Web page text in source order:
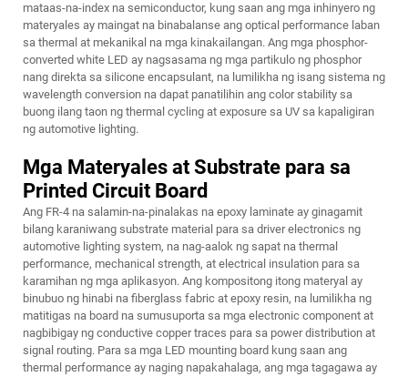
mataas-na-index na semiconductor, kung saan ang mga inhinyero ng
materyales ay maingat na binabalanse ang optical performance laban
sa thermal at mekanikal na mga kinakailangan. Ang mga phosphor-
converted white LED ay nagsasama ng mga partikulo ng phosphor
nang direkta sa silicone encapsulant, na lumilikha ng isang sistema ng
wavelength conversion na dapat panatilihin ang color stability sa
buong ilang taon ng thermal cycling at exposure sa UV sa kapaligiran
ng automotive lighting.
Mga Materyales at Substrate para sa
Printed Circuit Board
Ang FR-4 na salamin-na-pinalakas na epoxy laminate ay ginagamit
bilang karaniwang substrate material para sa driver electronics ng
automotive lighting system, na nag-aalok ng sapat na thermal
performance, mechanical strength, at electrical insulation para sa
karamihan ng mga aplikasyon. Ang kompositong itong materyal ay
binubuo ng hinabi na fiberglass fabric at epoxy resin, na lumilikha ng
matitigas na board na sumusuporta sa mga electronic component at
nagbibigay ng conductive copper traces para sa power distribution at
signal routing. Para sa mga LED mounting board kung saan ang
thermal performance ay naging napakahalaga, ang mga tagagawa ay